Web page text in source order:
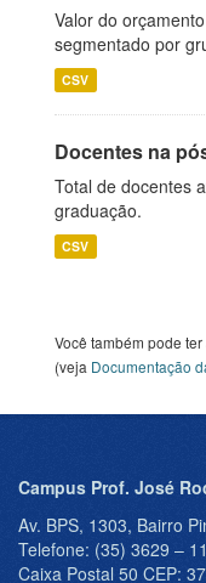
Valor do
segmentado por
CSV
Docentes na
Total de docentes
graduação.
CSV
Você também pode
(veja Documentação
Campus Prof. José
Av. BPS, 1303, Bairro
Telefone: (35) 3629 –
Caixa Postal 50 CEP: